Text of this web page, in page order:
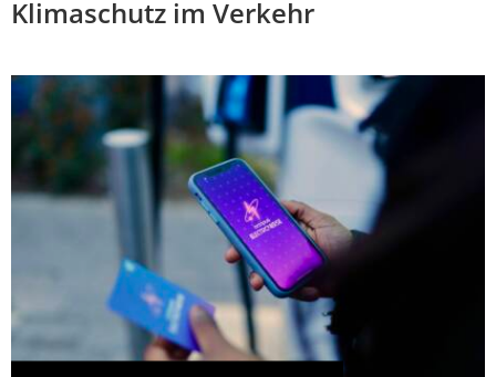
Klimaschutz im Verkehr